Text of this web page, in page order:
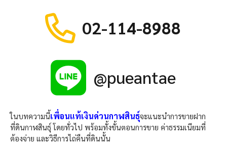
02-114-8988
@pueantae
ในบทความนี้เพื่อนแท้เงินด่วนกาฬสินธุ์จะแนะนำการขายฝาก
ที่ดินกาฬสินธุ์ โดยทั่วไป พร้อมทั้งขั้นตอนการขาย ค่าธรรมเนียมที่
ต้องจ่าย และวิธีการไถ่คืนที่ดินนั้น